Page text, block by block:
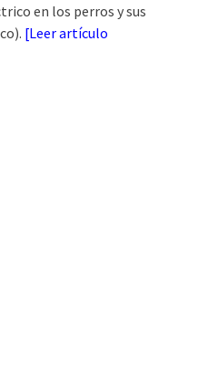
en los perros y sus
[Leer artículo